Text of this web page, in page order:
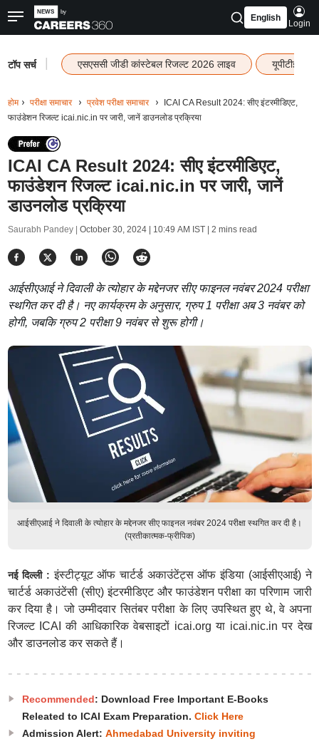
English
Login
टॉप सर्च एसएससी जीडी कांस्टेबल रिजल्ट 2026 लाइव यूपीटीईटी
होम परीक्षा समाचार प्रवेश परीक्षा समाचार
ICAI CA Result 2024: सीए इंटरमीडिएट,
फाउंडेशन रिजल्ट icai.nic.in पर जारी, जानें डाउनलोड प्रक्रिया
ICAI CA Result 2024: सीए इंटरमीडिएट,
फाउंडेशन रिजल्ट icai.nic.in पर जारी, जानें
डाउनलोड प्रक्रिया
Saurabh Pandey | October 30, 2024 | 10:49 AM IST| 2 mins read
आईसीएआई ने दिवाली के त्योहार के मद्देनजर सीए फाइनल नवंबर 2024 परीक्षा
स्थगित कर दी है। नए कार्यक्रम के अनुसार, ग्रुप 1 परीक्षा अब 3 नवंबर को
होगी, जबकि ग्रुप 2 परीक्षा 9 नवंबर से शुरू होगी।
आईसीएआई ने दिवाली के त्योहार के मद्देनजर सीए फाइनल नवंबर 2024 परीक्षा स्थगित कर दी है।
(प्रतीकात्मक-फ्रीपिक)
नई दिल्ली :इंस्टीट्यूट ऑफ चार्टर्ड अकाउंटेंट्स ऑफ इंडिया (आईसीएआई) ने
चार्टर्ड अकाउंटेंसी (सीए) इंटरमीडिएट और फाउंडेशन परीक्षा का परिणाम जारी
कर दिया है। जो उम्मीदवार सितंबर परीक्षा के लिए उपस्थित हुए थे, वे अपना
रिजल्ट ICAI की आधिकारिक वेबसाइटों icai.org या icai.nic.in पर देख
और डाउनलोड कर सकते हैं।
Recommended: Download Free Important E-Books
Releated to ICAI Exam Preparation. Click Here
Admission Alert: Ahmedabad University inviting